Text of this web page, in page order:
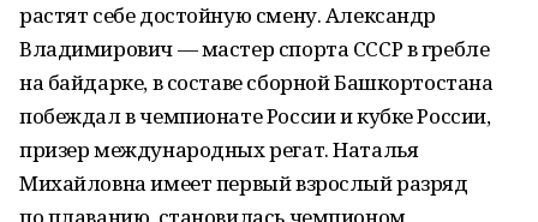
растят себе достойную смену. Александр
Владимирович — мастер спорта СССР в гребле
на байдарке, в составе сборной Башкортостана
побеждал в чемпионате России и кубке России,
призер международных регат. Наталья
Михайловна имеет первый взрослый разряд